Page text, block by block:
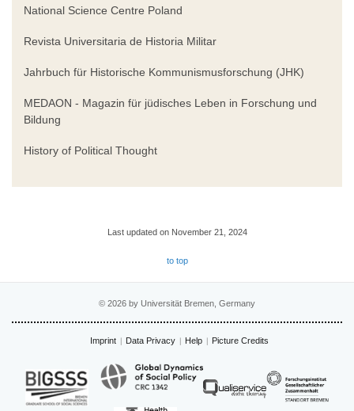
National Science Centre Poland
Revista Universitaria de Historia Militar
Jahrbuch für Historische Kommunismusforschung (JHK)
MEDAON - Magazin für jüdisches Leben in Forschung und
Bildung
History of Political Thought
Last updated on November 21, 2024
to top
© 2026 by Universität Bremen, Germany
Imprint Data Privacy Help Picture Credits